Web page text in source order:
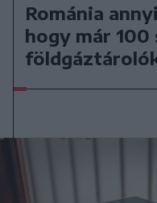
Románia
hogy már